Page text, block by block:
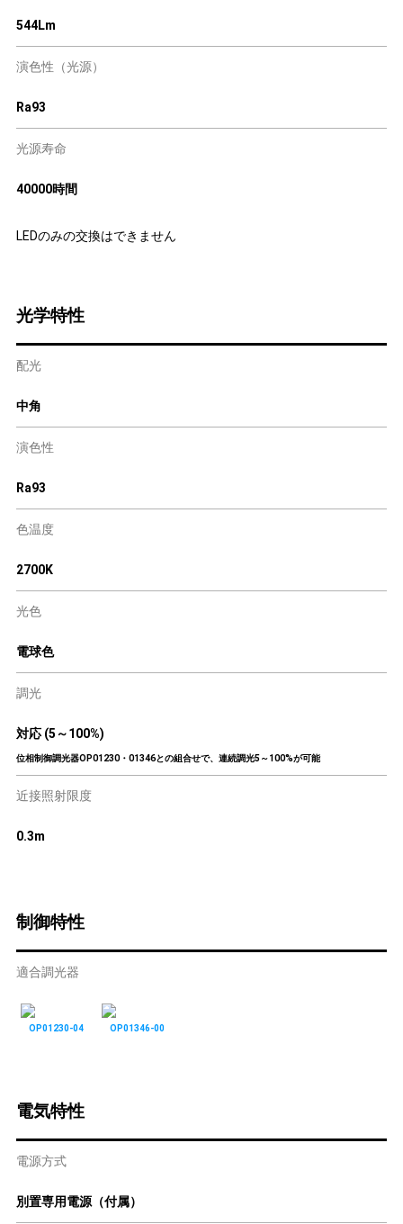
544Lm
演色性（光源）
Ra93
光源寿命
40000時間
LEDのみの交換はできません
光学特性
配光
中角
演色性
Ra93
色温度
2700K
光色
電球色
調光
対応 (5～100%)
位相制御調光器OP01230・01346との組合せで、連続調光5～100%が可能
近接照射限度
0.3m
制御特性
適合調光器
OP01230-04 OP01346-00
電気特性
電源方式
別置専用電源（付属）